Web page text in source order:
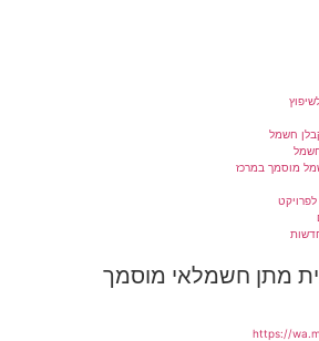
חשמל
חשמל
מוסמך במרכז
מתן חשמלאי מוסמך